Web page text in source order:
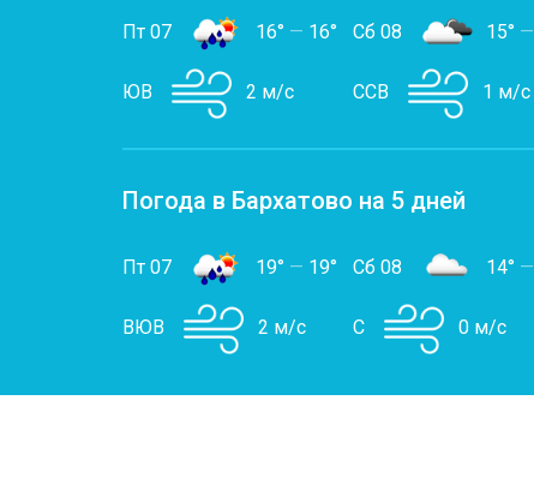
Пт 07 16° — 16°
ЮВ 2 м/с
Сб 08 15° —
ССВ 1 м/с
Погода в Бархатово на 5 дней
Пт 07 19° — 19°
ВЮВ 2 м/с
Сб 08 14° —
С 0 м/с